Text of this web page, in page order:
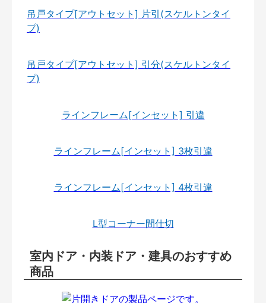
吊戸タイプ[アウトセット] 片引(スケルトンタイ
プ)
吊戸タイプ[アウトセット] 引分(スケルトンタイ
プ)
ラインフレーム[インセット] 引違
ラインフレーム[インセット] 3枚引違
ラインフレーム[インセット] 4枚引違
L型コーナー間仕切
室内ドア・内装ドア・建具のおすすめ
商品